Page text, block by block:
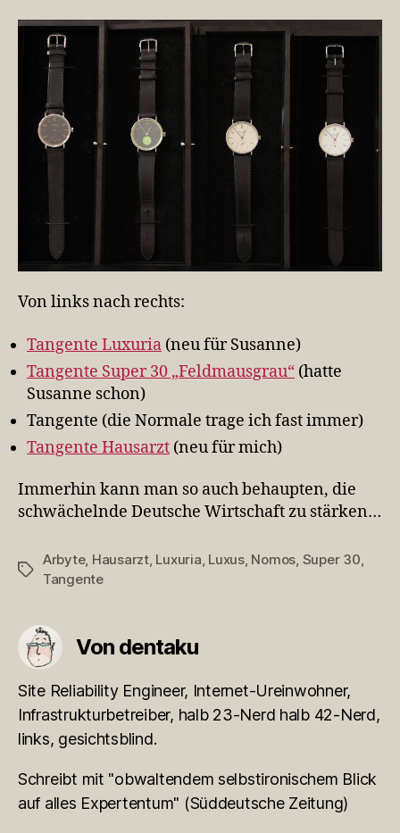
Von links nach rechts:
Tangente Luxuria (neu für Susanne)
Tangente Super 30 „Feldmausgrau“ (hatte
Susanne schon)
Tangente (die Normale trage ich fast immer)
Tangente Hausarzt (neu für mich)
Immerhin kann man so auch behaupten, die
schwächelnde Deutsche Wirtschaft zu stärken…
Schlagwörter
Arbyte, Hausarzt, Luxuria, Luxus, Nomos, Super 30,
Tangente
Von dentaku
Site Reliability Engineer, Internet-Ureinwohner,
Infrastrukturbetreiber, halb 23-Nerd halb 42-Nerd,
links, gesichtsblind.
Schreibt mit "obwaltendem selbstironischem Blick
auf alles Expertentum" (Süddeutsche Zeitung)